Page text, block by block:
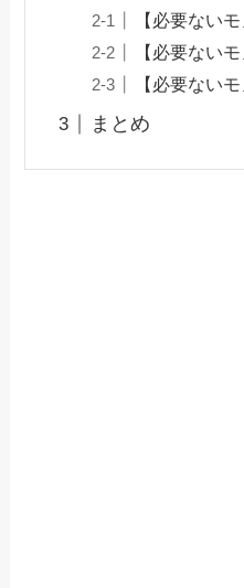
【必要ない
【必要ない
【必要ない
まとめ